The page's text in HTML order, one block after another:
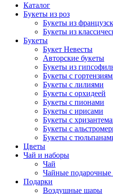
Каталог
Букеты из роз
Букеты из
Букеты из
Букеты
Букет Невесты
Авторские букеты
Букеты из
Букеты с
Букеты с лилиями
Букеты с орхидеей
Букеты с пионами
Букеты с ирисами
Букеты с
Букеты с
Букеты с
Цветы
Чай и наборы
Чай
Чайные подарочные
Подарки
Воздушные шары